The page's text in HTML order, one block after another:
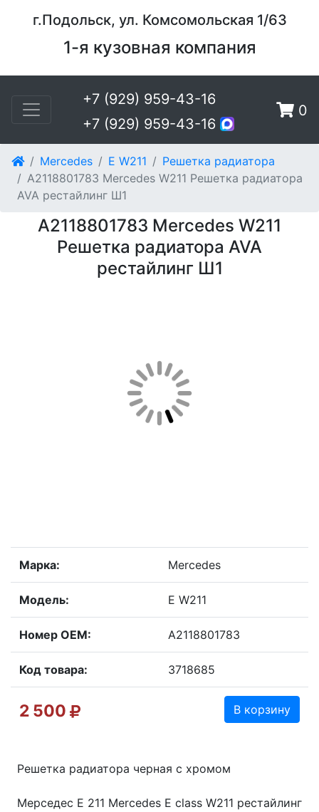
г.Подольск, ул. Комсомольская 1/63
1-я кузовная компания
+7 (929) 959-43-16
+7 (929) 959-43-16
0
Mercedes E W211
Решетка радиатора
A2118801783 Mercedes W211 Решетка радиатора
AVA рестайлинг Ш1
A2118801783 Mercedes W211
Решетка радиатора AVA
рестайлинг Ш1
Марка: Mercedes
Модель: E W211
Номер OEM: A2118801783
Код товара: 3718685
2 500 В корзину
Решетка радиатора черная с хромом
Мерседес Е 211 Mercedes E class W211 рестайлинг